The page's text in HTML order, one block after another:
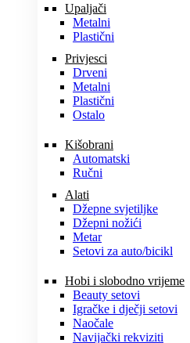
Upaljači
Metalni
Plastični
Privjesci
Drveni
Metalni
Plastični
Ostalo
Kišobrani
Automatski
Ručni
Alati
Džepne svjetiljke
Džepni nožići
Metar
Setovi za auto/bicikl
Hobi i slobodno vrijeme
Beauty setovi
Igračke i dječji setovi
Naočale
Navijački rekviziti